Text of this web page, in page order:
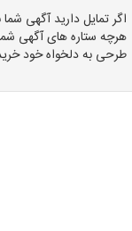
اگر تمایل دارید آگهی
هرچه ستاره های آگهی
طرحی به دلخواه خود